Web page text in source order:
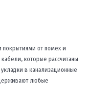
от помех и
которые рассчитаны
в канализационные
любые